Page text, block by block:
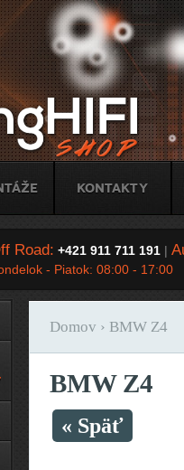
Kontakty
Road: +421 911 711 191|
- Piatok: 08:00 - 17:00
Nachádzate sa
Domov › BMW Z4
BMW Z4
« Späť